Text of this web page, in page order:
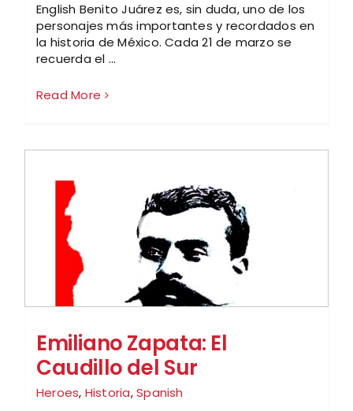
English Benito Juárez es, sin duda, uno de los
personajes más importantes y recordados en
la historia de México. Cada 21 de marzo se
recuerda el ...
Read More
Emiliano Zapata: El
Caudillo del Sur
Heroes, Historia,Spanish